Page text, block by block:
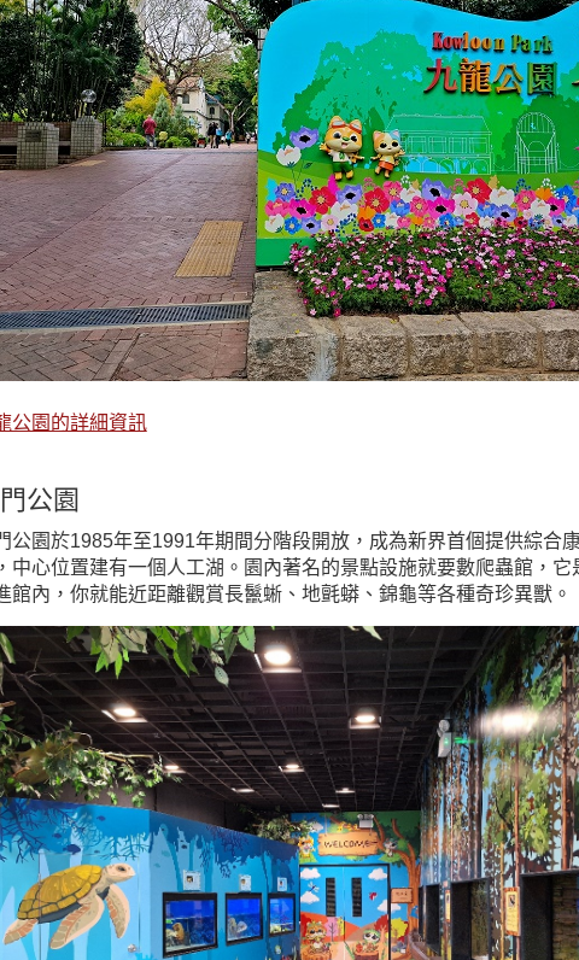
公園的詳細資訊
公園
公園於1985年至1991年期間分階段開放，成為新界首個提供綜合
中心位置建有一個人工湖。園內著名的景點設施就要數爬蟲館，
館內，你就能近距離觀賞長鬣蜥、地氈蟒、錦龜等各種奇珍異獸。